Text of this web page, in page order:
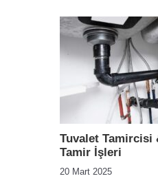
Tuvalet Tamircisi
Tamir İşleri
20 Mart 2025